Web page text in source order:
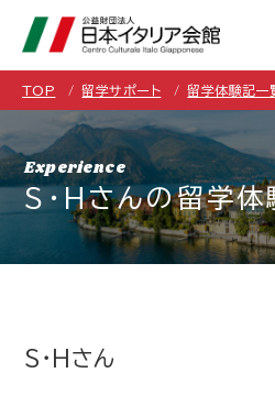
TOP 留学サポート 留学体験記一
Experience
S・Hさんの留学体
S・Hさん